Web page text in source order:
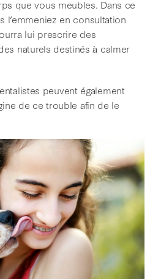
que vous meubles. Dans ce
l’emmeniez en consultation
lui prescrire des
naturels destinés à calmer
peuvent également
de ce trouble afin de le